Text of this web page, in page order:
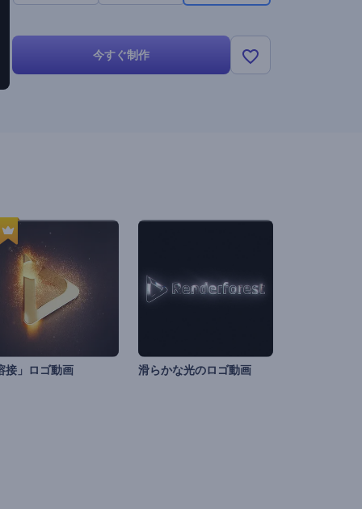
今すぐ制作
接」ロゴ動画 滑らかな光のロゴ動画